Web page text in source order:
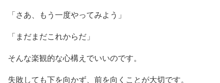
「さあ、もう一度やってみよう」
「まだまだこれからだ」
そんな楽観的な心構えでいいのです。
失敗しても下を向かず、前を向くことが大切です。